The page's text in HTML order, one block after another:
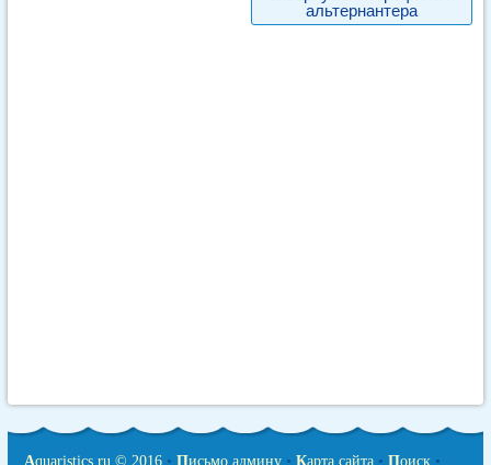
альтернантера
Aquaristics.ru © 2016 • Письмо админу • Карта сайта • Поиск •